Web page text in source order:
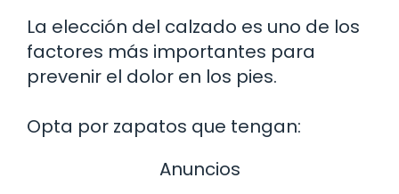
La elección del calzado es uno de los
factores más importantes para
prevenir el dolor en los pies.
Opta por zapatos que tengan:
Anuncios